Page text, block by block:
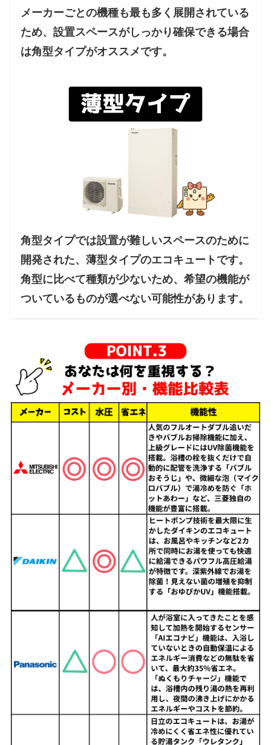
メーカーごとの機種も最も多く展開されている
ため、設置スペースがしっかり確保できる場合
は角型タイプがオススメです。
角型タイプでは設置が難しいスペースのために
開発された、薄型タイプのエコキュートです。
角型に比べて種類が少ないため、希望の機能が
ついているものが選べない可能性があります。